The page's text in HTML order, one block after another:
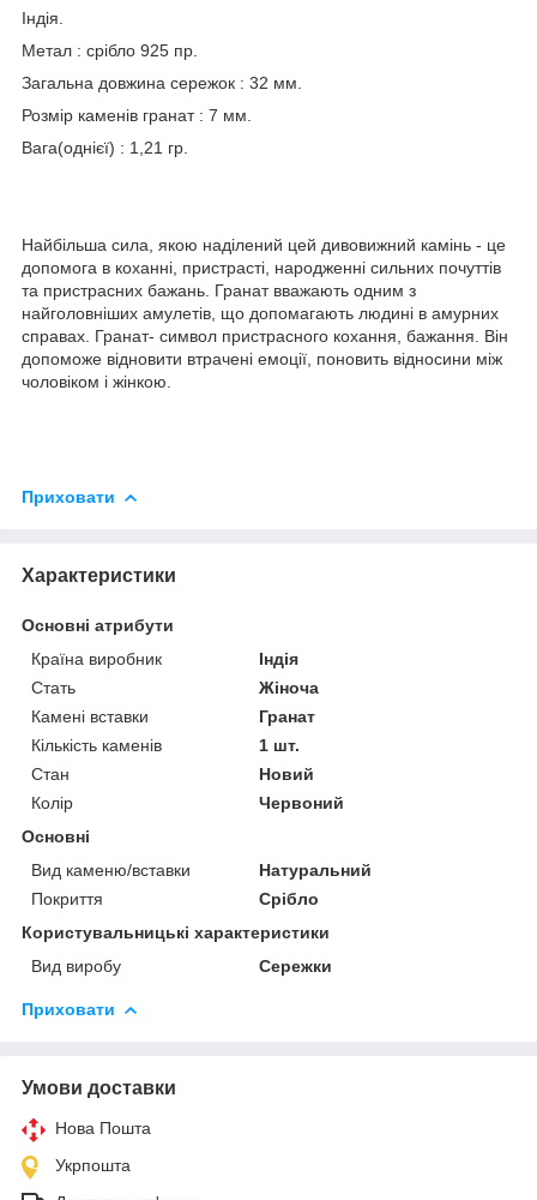
Індія.
Метал : срібло 925 пр.
Загальна довжина сережок : 32 мм.
Розмір каменів гранат : 7 мм.
Вага(однієї) : 1,21 гр.
Найбільша сила, якою наділений цей дивовижний камінь - це
допомога в коханні, пристрасті, народженні сильних почуттів
та пристрасних бажань. Гранат вважають одним з
найголовніших амулетів, що допомагають людині в амурних
справах. Гранат- символ пристрасного кохання, бажання. Він
допоможе відновити втрачені емоції, поновить відносини між
чоловіком і жінкою.
Приховати
Характеристики
Основні атрибути
Країна виробник
Індія
Стать
Жіноча
Камені вставки
Гранат
Кількість каменів
1 шт.
Стан
Новий
Колір
Червоний
Основні
Вид каменю/вставки
Натуральний
Покриття
Срібло
Користувальницькі характеристики
Вид виробу
Сережки
Приховати
Умови доставки
Нова Пошта
Укрпошта